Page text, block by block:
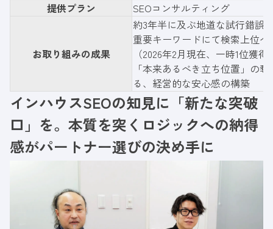
提供プラン
SEOコンサルティング
お取り組みの成果
約3年半に及ぶ地道な試行錯誤
重要キーワードにて検索上位へ
（2026年2月現在、一時1位獲
「本来あるべき立ち位置」の
る、経営的な安心感の構築
インハウスSEOの知見に「新たな突破
口」を。本質を突くロジックへの納得
感がパートナー選びの決め手に